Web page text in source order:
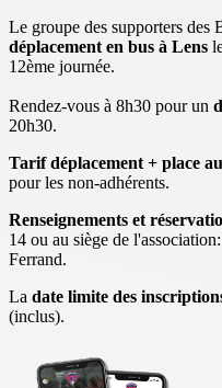
Le groupe des supporters des
déplacement en bus à Lens
12ème journée.
Rendez-vous à 8h30 pour un
20h30.
Tarif déplacement + place
pour les non-adhérents.
Renseignements et
14 ou au siège de
Ferrand.
La date limite des
(inclus).